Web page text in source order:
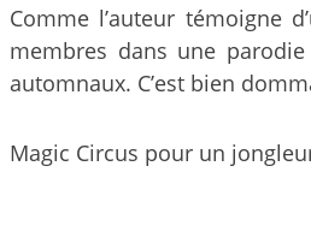
Comme l’auteur témoigne
membres dans une
automnaux. C’est bien
Magic Circus pour un